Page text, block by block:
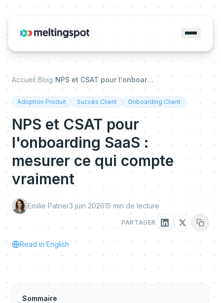
Accueil/Blog/ NPS et CSAT pour l'onboarding SaaS : mesurer ce qui compte vraiment
Adoption Produit Succès Client Onboarding Client
NPS et CSAT pour
l'onboarding SaaS :
mesurer ce qui compte
vraiment
Emilie Patrier3 juin 202615 min de lecture
PARTAGER
Read in English
Sommaire